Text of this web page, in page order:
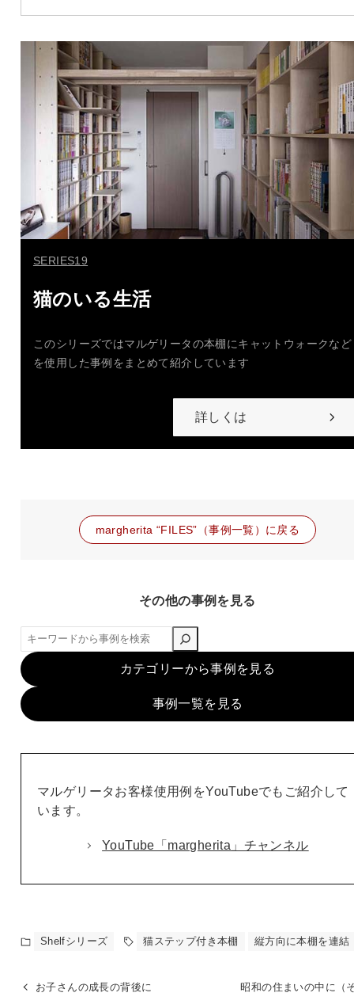
SERIES19
猫のいる生活
このシリーズではマルゲリータの本棚にキャットウォークなど
を使用した事例をまとめて紹介しています
詳しくは
margherita “FILES”（事例一覧）に戻る
その他の事例を見る
検
索
カテゴリーから事例を見る
事例一覧を見る
マルゲリータお客様使用例をYouTubeでもご紹介して
います。
YouTube「margherita」チャンネル
Shelfシリーズ 猫ステップ付き本棚 縦方向に本棚を連結
お子さんの成長の背後に 昭和の住まいの中に（